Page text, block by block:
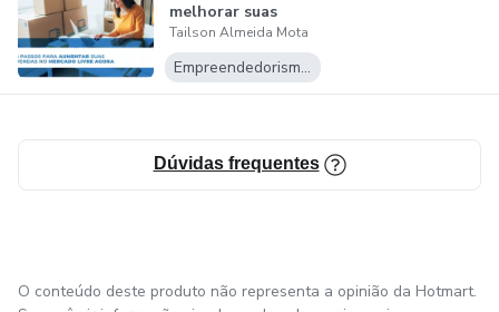
melhorar suas
vendas no
"Mercado...
Tailson Almeida Mota
Empreendedorismo Digital
Dúvidas frequentes
O conteúdo deste produto não representa a opinião da Hotmart.